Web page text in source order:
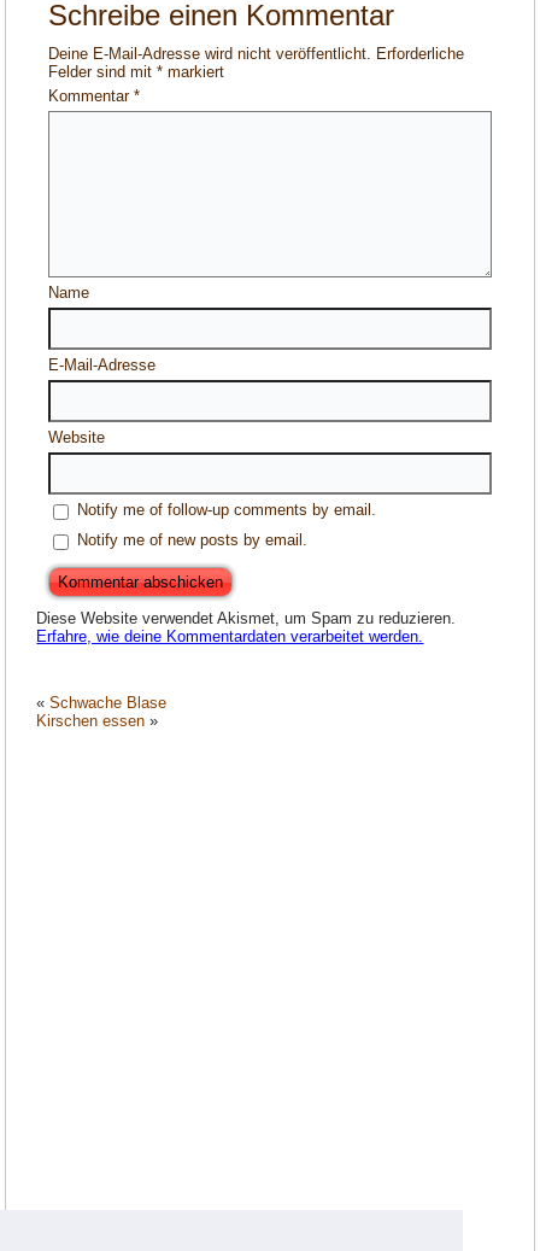
Schreibe einen Kommentar
Deine E-Mail-Adresse wird nicht veröffentlicht. Erforderliche
Felder sind mit* markiert
Kommentar*
Name
E-Mail-Adresse
Website
Notify me of follow-up comments by email.
Notify me of new posts by email.
Diese Website verwendet Akismet, um Spam zu reduzieren.
Erfahre, wie deine Kommentardaten verarbeitet werden.
«Schwache Blase
Kirschen essen »